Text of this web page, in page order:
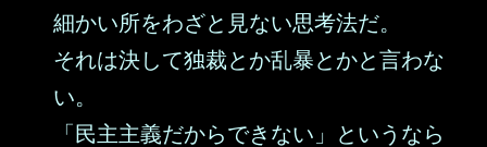
細かい所をわざと見ない思考法だ。
それは決して独裁とか乱暴とかと言わな
い。
「民主主義だからできない」というなら